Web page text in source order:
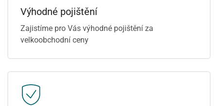
Výhodné pojištění
Zajistíme pro Vás výhodné pojištění za
velkoobchodní ceny